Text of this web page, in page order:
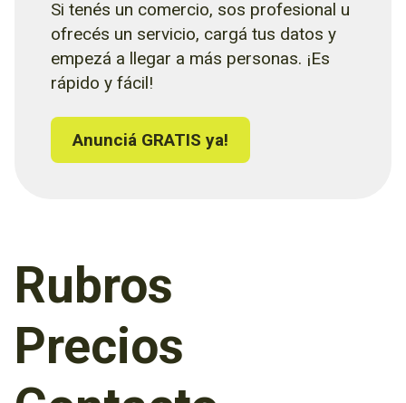
Si tenés un comercio, sos profesional u
ofrecés un servicio, cargá tus datos y
empezá a llegar a más personas. ¡Es
rápido y fácil!
Anunciá GRATIS ya!
Rubros
Precios